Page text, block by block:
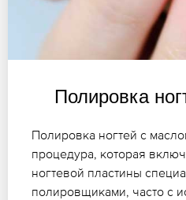
Полировка
Полировка ногтей с
процедура, которая
ногтевой пластины
полировщиками, часто с